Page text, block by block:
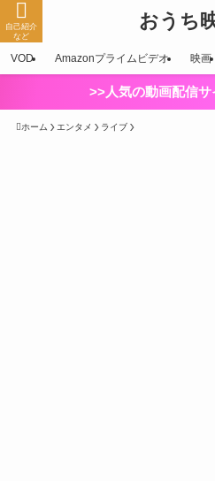
おうち
自己紹介
など
VOD Amazonプライムビデオ 映画
>>人気の動画配信
ホーム エンタメ ライブ